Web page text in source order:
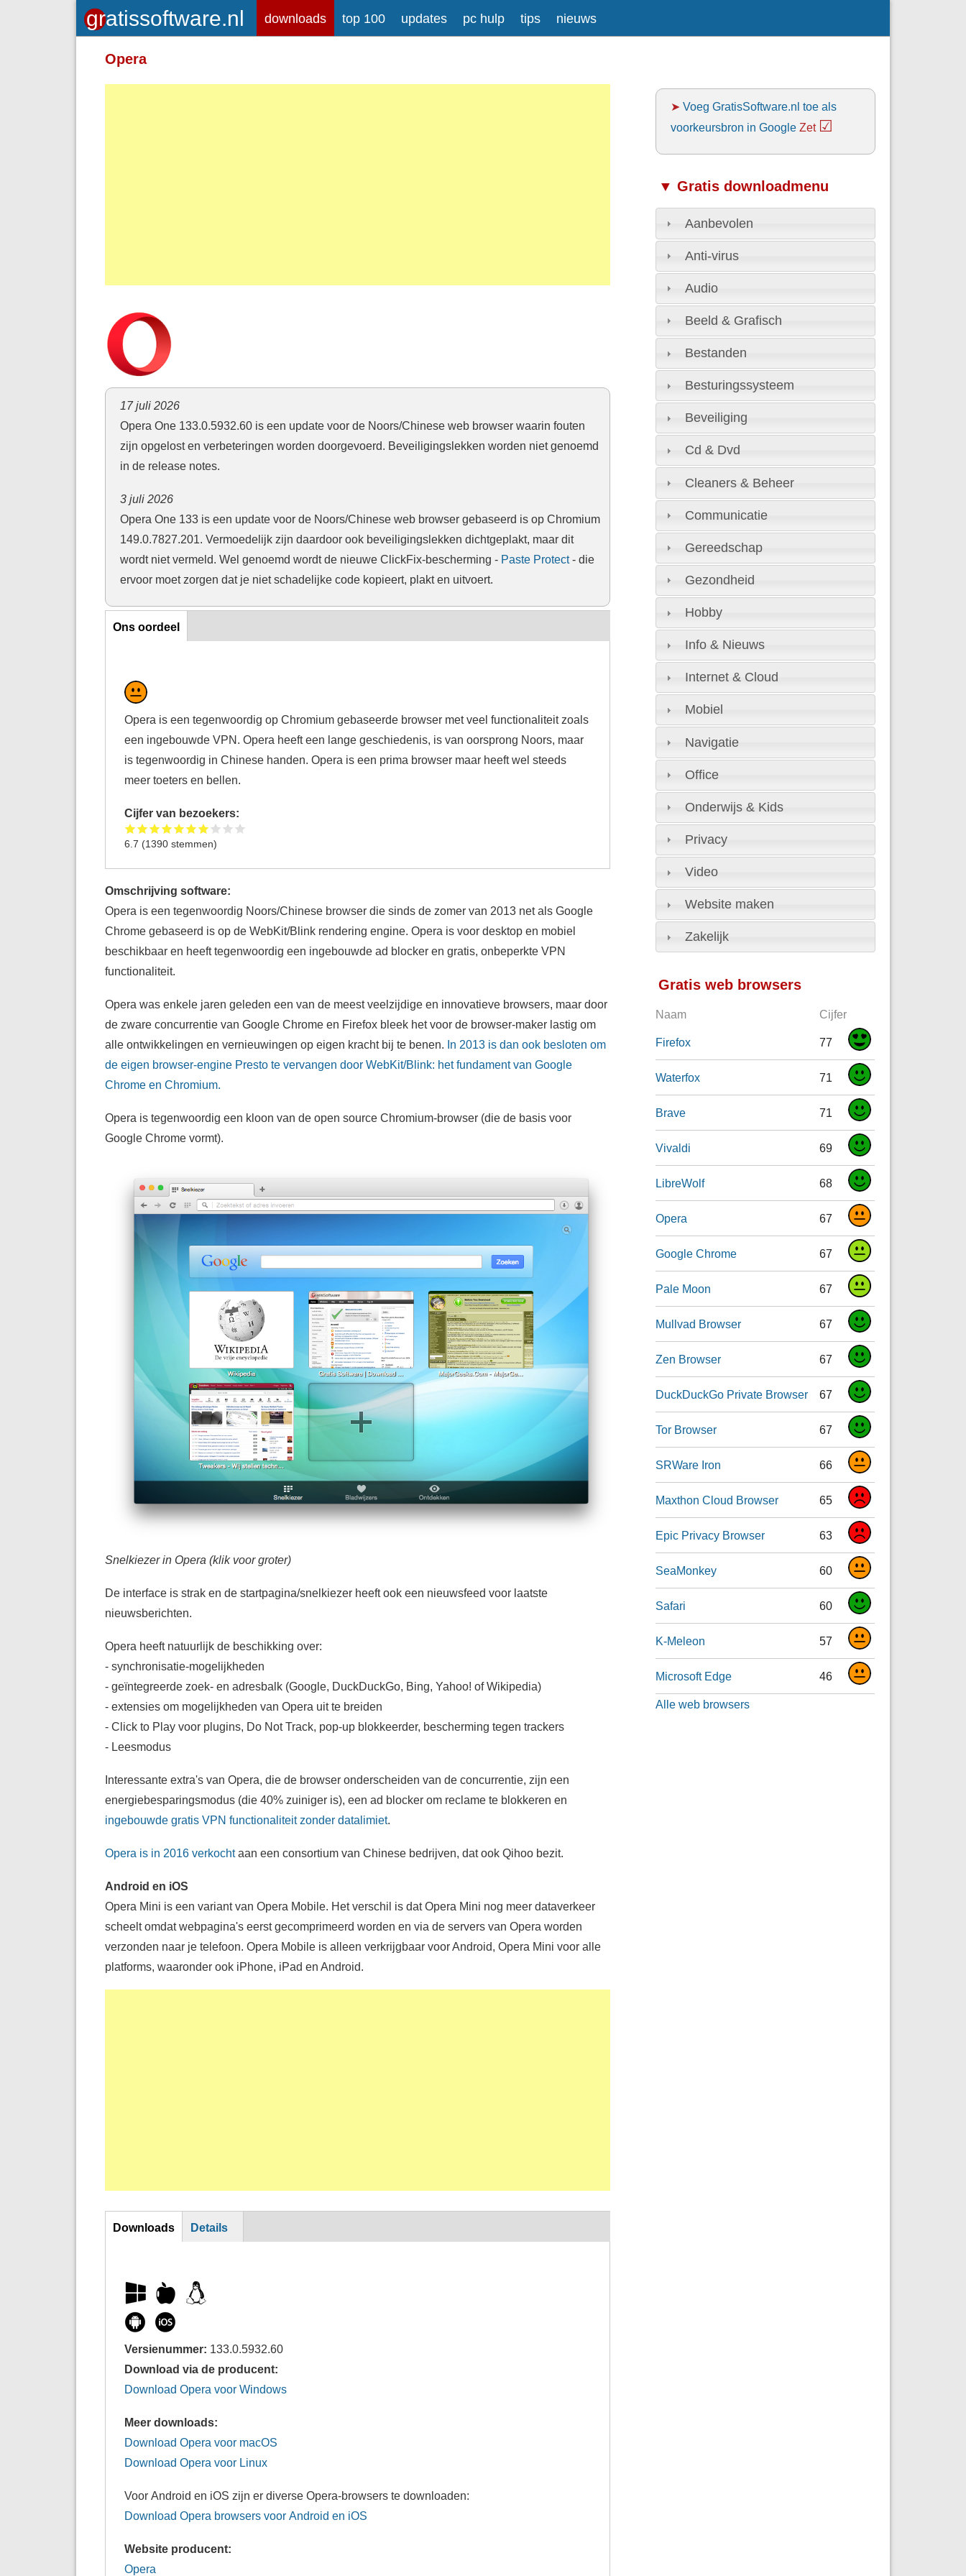
downloads top 100 updates pc hulp tips nieuws
Opera
17 juli 2026
Opera One 133.0.5932.60 is een update voor de Noors/Chinese web browser waarin fouten
zijn opgelost en verbeteringen worden doorgevoerd. Beveiligingslekken worden niet genoemd
in de release notes.
3 juli 2026
Opera One 133 is een update voor de Noors/Chinese web browser gebaseerd is op Chromium
149.0.7827.201. Vermoedelijk zijn daardoor ook beveiligingslekken dichtgeplakt, maar dit
wordt niet vermeld. Wel genoemd wordt de nieuwe ClickFix-bescherming - Paste Protect- die
ervoor moet zorgen dat je niet schadelijke code kopieert, plakt en uitvoert.
Ons oordeel
Ons oordeel
Opera is een tegenwoordig op Chromium gebaseerde browser met veel functionaliteit zoals
een ingebouwde VPN. Opera heeft een lange geschiedenis, is van oorsprong Noors, maar
is tegenwoordig in Chinese handen. Opera is een prima browser maar heeft wel steeds
meer toeters en bellen.
Cijfer van bezoekers:
6.7 (1390 stemmen)
Omschrijving software:
Opera is een tegenwoordig Noors/Chinese browser die sinds de zomer van 2013 net als Google
Chrome gebaseerd is op de WebKit/Blink rendering engine. Opera is voor desktop en mobiel
beschikbaar en heeft tegenwoordig een ingebouwde ad blocker en gratis, onbeperkte VPN
functionaliteit.
Opera was enkele jaren geleden een van de meest veelzijdige en innovatieve browsers, maar door
de zware concurrentie van Google Chrome en Firefox bleek het voor de browser-maker lastig om
alle ontwikkelingen en vernieuwingen op eigen kracht bij te benen. In 2013 is dan ook besloten om
de eigen browser-engine Presto te vervangen door WebKit/Blink: het fundament van Google
Chrome en Chromium.
Opera is tegenwoordig een kloon van de open source Chromium-browser (die de basis voor
Google Chrome vormt).
Snelkiezer in Opera (klik voor groter)
De interface is strak en de startpagina/snelkiezer heeft ook een nieuwsfeed voor laatste
nieuwsberichten.
Opera heeft natuurlijk de beschikking over:
- synchronisatie-mogelijkheden
- geïntegreerde zoek- en adresbalk (Google, DuckDuckGo, Bing, Yahoo! of Wikipedia)
- extensies om mogelijkheden van Opera uit te breiden
- Click to Play voor plugins, Do Not Track, pop-up blokkeerder, bescherming tegen trackers
- Leesmodus
Interessante extra's van Opera, die de browser onderscheiden van de concurrentie, zijn een
energiebesparingsmodus (die 40% zuiniger is), een ad blocker om reclame te blokkeren en
ingebouwde gratis VPN functionaliteit zonder datalimiet.
Opera is in 2016 verkochtaan een consortium van Chinese bedrijven, dat ook Qihoo bezit.
Android en iOS
Opera Mini is een variant van Opera Mobile. Het verschil is dat Opera Mini nog meer dataverkeer
scheelt omdat webpagina's eerst gecomprimeerd worden en via de servers van Opera worden
verzonden naar je telefoon. Opera Mobile is alleen verkrijgbaar voor Android, Opera Mini voor alle
platforms, waaronder ook iPhone, iPad en Android.
DL
Downloads Details
Versienummer: 133.0.5932.60
Download via de producent:
Download Opera voor Windows
Meer downloads:
Download Opera voor macOS
Download Opera voor Linux
Voor Android en iOS zijn er diverse Opera-browsers te downloaden:
Download Opera browsers voor Android en iOS
Website producent:
Opera
Meer informatie over tekstopmaak
Toegelaten HTML-tags: <em> <strong>
Adressen van webpagina's en e-mailadressen worden automatisch naar links omgezet.
➤Voeg GratisSoftware.nl toe als
voorkeursbron in Google Zet ☑
▼ Gratis downloadmenu
Aanbevolen
Anti-virus
Audio
Beeld & Grafisch
Bestanden
Besturingssysteem
Beveiliging
Cd & Dvd
Cleaners & Beheer
Communicatie
Gereedschap
Gezondheid
Hobby
Info & Nieuws
Internet & Cloud
Mobiel
Navigatie
Office
Onderwijs & Kids
Privacy
Video
Website maken
Zakelijk
Gratis web browsers
Naam Cijfer
Firefox 77
Waterfox 71
Brave 71
Vivaldi 69
LibreWolf 68
Opera 67
Google Chrome 67
Pale Moon 67
Mullvad Browser 67
Zen Browser 67
DuckDuckGo Private Browser 67
Tor Browser 67
SRWare Iron 66
Maxthon Cloud Browser 65
Epic Privacy Browser 63
SeaMonkey 60
Safari 60
K-Meleon 57
Microsoft Edge 46
Alle web browsers